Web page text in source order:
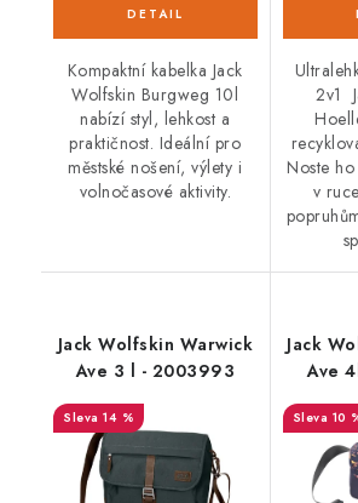
Kompaktní kabelka Jack
Wolfskin Burgweg 10l
nabízí styl, lehkost a
praktičnost. Ideální pro
městské nošení, výlety i
volnočasové aktivity.
2v1
Noste
v
Jack Wolfskin Warwick
Ave 3 l - 2003993
14 %
Jack
Ave
10